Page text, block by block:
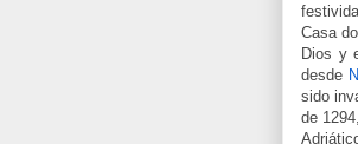
Casa
Dios y
desde
sido
de